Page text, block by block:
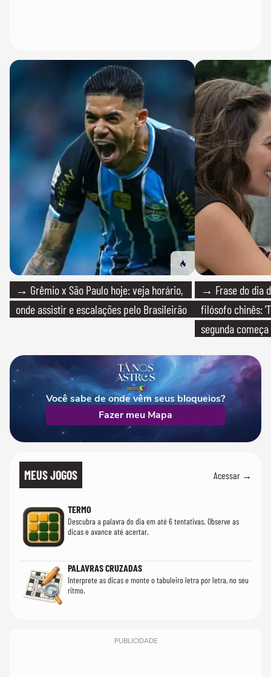
→ Grêmio x São Paulo hoje: veja horário,
onde assistir e escalações pelo Brasileirão
→ Frase do dia
filósofo chinês:
segunda
Você sabe de onde vêm seus bloqueios?
Fazer meu Mapa
MEUS JOGOS Acessar →
TERMO
Descubra a palavra do dia em até 6 tentativas. Observe as
dicas e avance até acertar.
PALAVRAS CRUZADAS
Interprete as dicas e monte o tabuleiro letra por letra, no seu
ritmo.
PUBLICIDADE